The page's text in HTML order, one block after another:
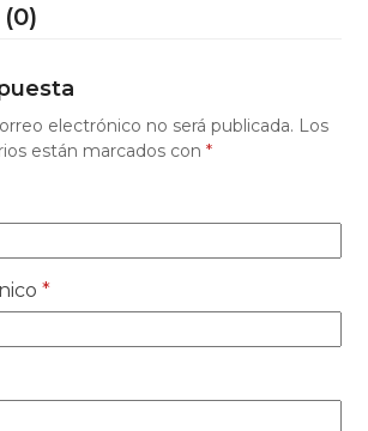
electrónico no será publicada. Los
están marcados con*
*